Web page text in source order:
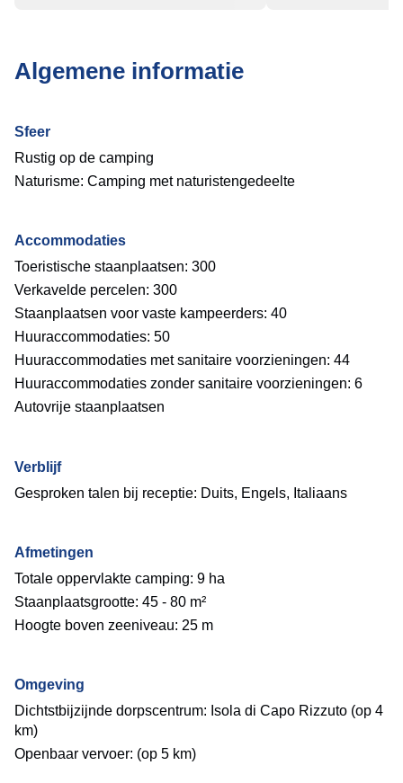
Algemene informatie
Sfeer
Rustig op de camping
Naturisme: Camping met naturistengedeelte
Accommodaties
Toeristische staanplaatsen: 300
Verkavelde percelen: 300
Staanplaatsen voor vaste kampeerders: 40
Huuraccommodaties: 50
Huuraccommodaties met sanitaire voorzieningen: 44
Huuraccommodaties zonder sanitaire voorzieningen: 6
Autovrije staanplaatsen
Verblijf
Gesproken talen bij receptie: Duits, Engels, Italiaans
Afmetingen
Totale oppervlakte camping: 9 ha
Staanplaatsgrootte: 45 - 80 m²
Hoogte boven zeeniveau: 25 m
Omgeving
Dichtstbijzijnde dorpscentrum: Isola di Capo Rizzuto (op 4
km)
Openbaar vervoer: (op 5 km)